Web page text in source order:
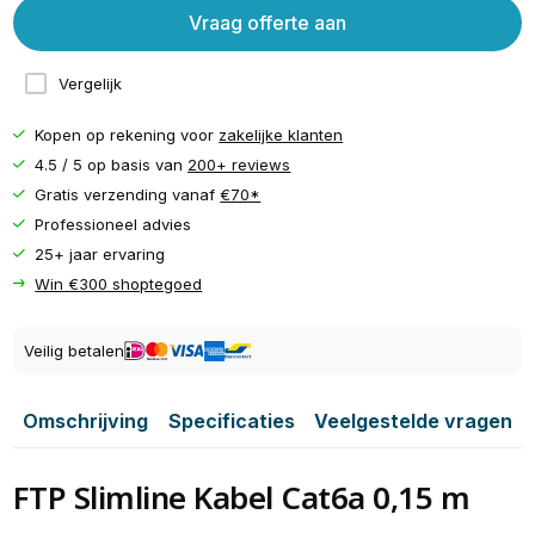
Vergelijk
Vraag offerte aan
Kopen op rekening voor zakelijke klanten
4.5 / 5 op basis van 200+ reviews
Gratis verzending vanaf€70*
Professioneel advies
25+ jaar ervaring
Win €300 shoptegoed
Veilig betalen
Omschrijving Specificaties Veelgestelde vragen
FTP Slimline Kabel Cat6a 0,15 m